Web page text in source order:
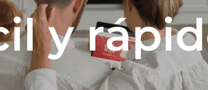
que te pueden interesar